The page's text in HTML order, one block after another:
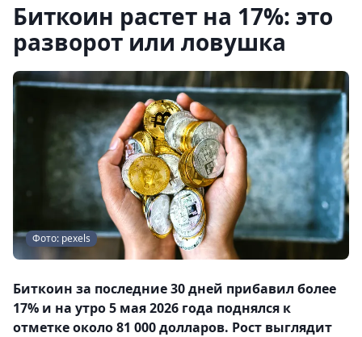
Биткоин растет на 17%: это
разворот или ловушка
Фото: pexels
Биткоин за последние 30 дней прибавил более
17% и на утро 5 мая 2026 года поднялся к
отметке около 81 000 долларов. Рост выглядит